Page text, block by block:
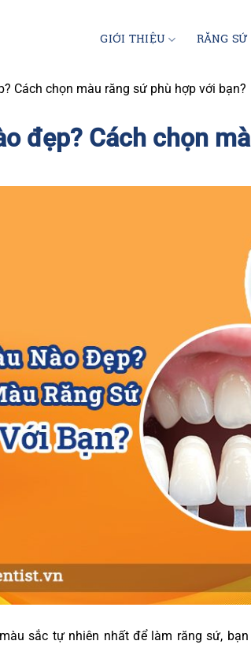
GIỚI THIỆU RĂNG
Cách chọn màu răng sứ phù hợp với bạn?
đẹp? Cách chọn
sắc tự nhiên nhất để làm răng sứ,